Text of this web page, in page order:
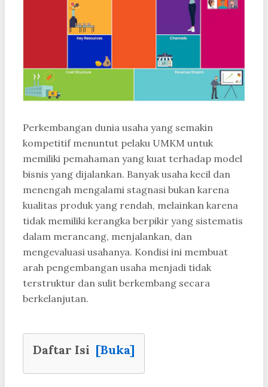
Perkembangan dunia usaha yang semakin
kompetitif menuntut pelaku UMKM untuk
memiliki pemahaman yang kuat terhadap model
bisnis yang dijalankan. Banyak usaha kecil dan
menengah mengalami stagnasi bukan karena
kualitas produk yang rendah, melainkan karena
tidak memiliki kerangka berpikir yang sistematis
dalam merancang, menjalankan, dan
mengevaluasi usahanya. Kondisi ini membuat
arah pengembangan usaha menjadi tidak
terstruktur dan sulit berkembang secara
berkelanjutan.
Daftar Isi [Buka]